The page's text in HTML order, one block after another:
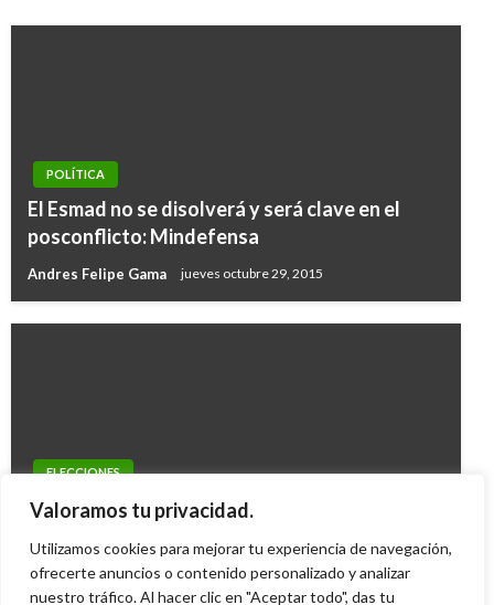
Valoramos tu privacidad.
Utilizamos cookies para mejorar tu experiencia de navegación,
ofrecerte anuncios o contenido personalizado y analizar
nuestro tráfico. Al hacer clic en "Aceptar todo", das tu
POLÍTICA
El Esmad no se disolverá y será clave en el
posconflicto: Mindefensa
Andres Felipe Gama jueves octubre 29, 2015
ELECCIONES
Penagos hace llamado para no inscribir
Iván Briceño martes diciembre 3, 2013